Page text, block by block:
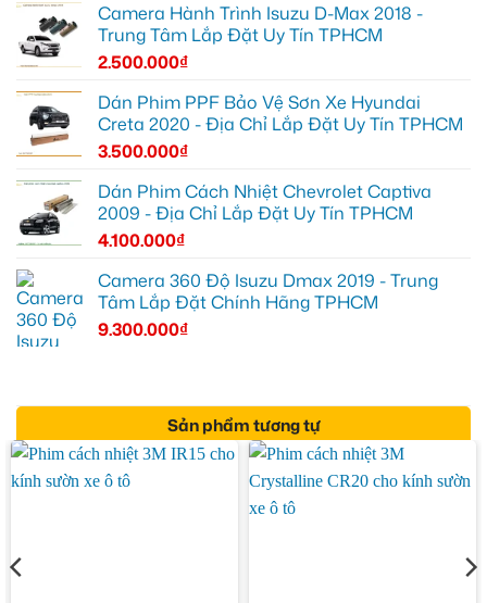
Camera Hành Trình Isuzu D-Max 2018 -
Trung Tâm Lắp Đặt Uy Tín TPHCM
2.500.000₫
Dán Phim PPF Bảo Vệ Sơn Xe Hyundai
Creta 2020 - Địa Chỉ Lắp Đặt Uy Tín TPHCM
3.500.000₫
Dán Phim Cách Nhiệt Chevrolet Captiva
2009 - Địa Chỉ Lắp Đặt Uy Tín TPHCM
4.100.000₫
Camera 360 Độ Isuzu Dmax 2019 - Trung
Tâm Lắp Đặt Chính Hãng TPHCM
9.300.000₫
Sản phẩm tương tự